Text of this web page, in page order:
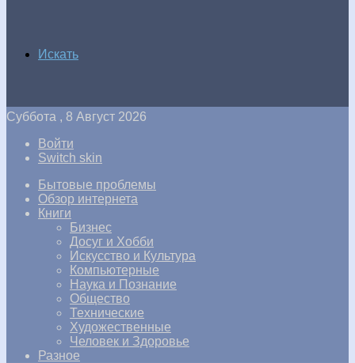
Искать
Суббота , 8 Август 2026
Войти
Switch skin
Бытовые проблемы
Обзор интернета
Книги
Бизнес
Досуг и Хобби
Искусство и Культура
Компьютерные
Наука и Познание
Общество
Технические
Художественные
Человек и Здоровье
Разное